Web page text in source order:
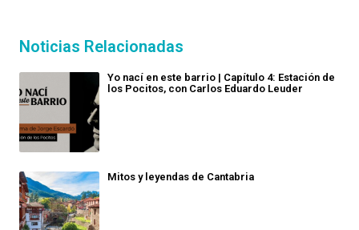
Noticias Relacionadas
Yo nací en este barrio | Capítulo 4: Estación de
los Pocitos, con Carlos Eduardo Leuder
Mitos y leyendas de Cantabria